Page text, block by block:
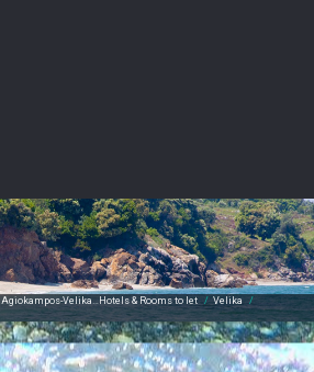
Agiokampos-Velika…Hotels & Rooms to let / Velika /